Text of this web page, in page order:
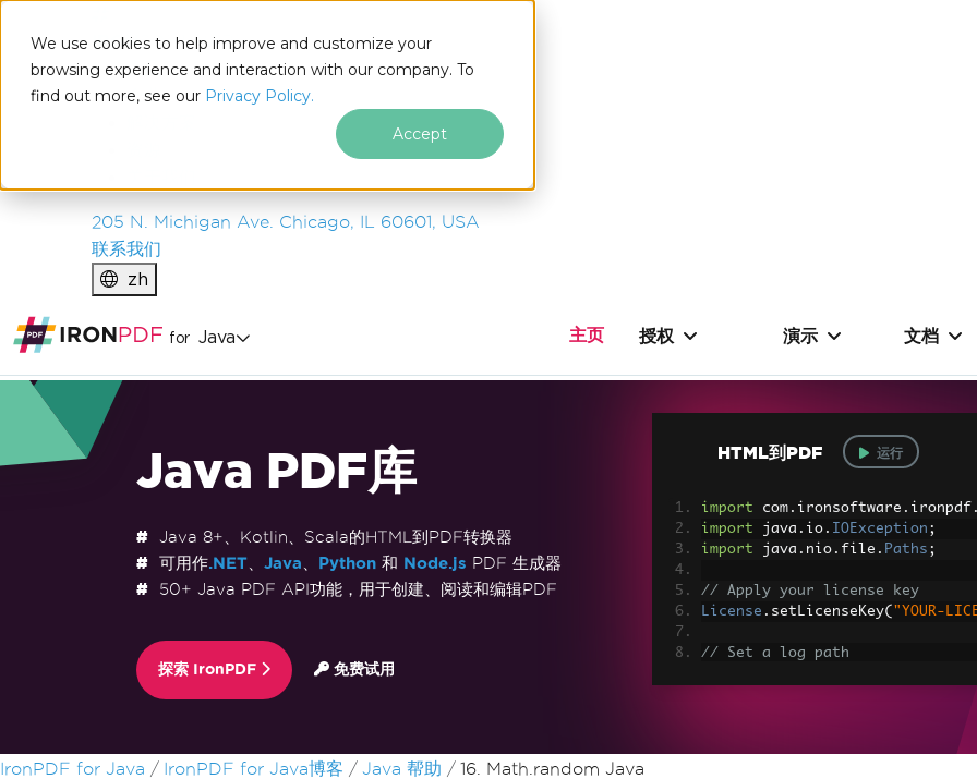
We use cookies to help improve and customize your
browsing experience and interaction with our company. To
find out more, see our Privacy Policy.
Accept
IRONSOFTWARE
产品
企业
205 N. Michigan Ave. Chicago, IL 60601, USA
联系我们
zh
for Java 主页 授权 演示 文档
Java PDF库
Java 8+、Kotlin、Scala的HTML到PDF转换器
可用作.NET、 Java Python和 Node.js PDF 生成器
50+ Java PDF API功能，用于创建、阅读和编辑PDF
探索 IronPDF 免费试用
HTML到PDF 运行
import com . ironsoftware . ironpdf
import java . io . IOException ;
import java . nio . file . Paths ;
// Apply your license key
License . setLicenseKey( "YOUR-
// Set a log path
PdfDocument
> Made with IronPDF!");
跳至页脚内容
IronPDF for Java IronPDF for Java博客 Java 帮助 16. Math.random Java